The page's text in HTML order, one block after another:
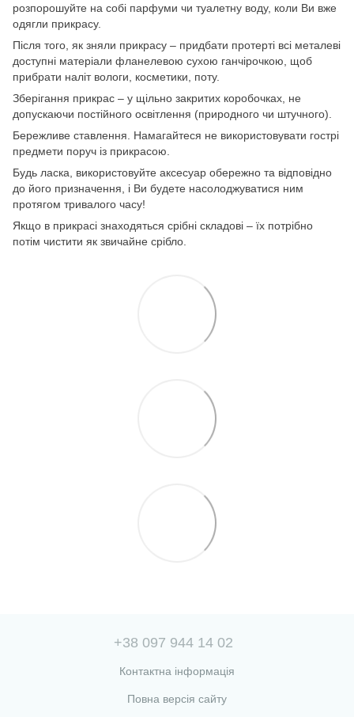
розпорошуйте на собі парфуми чи туалетну воду, коли Ви вже
одягли прикрасу.
Після того, як зняли прикрасу – придбати протерті всі металеві
доступні матеріали фланелевою сухою ганчірочкою, щоб
прибрати наліт вологи, косметики, поту.
Зберігання прикрас – у щільно закритих коробочках, не
допускаючи постійного освітлення (природного чи штучного).
Бережливе ставлення. Намагайтеся не використовувати гострі
предмети поруч із прикрасою.
Будь ласка, використовуйте аксесуар обережно та відповідно
до його призначення, і Ви будете насолоджуватися ним
протягом тривалого часу!
Якщо в прикрасі знаходяться срібні складові – їх потрібно
потім чистити як звичайне срібло.
+38 097 944 14 02
Контактна інформація
Повна версія сайту